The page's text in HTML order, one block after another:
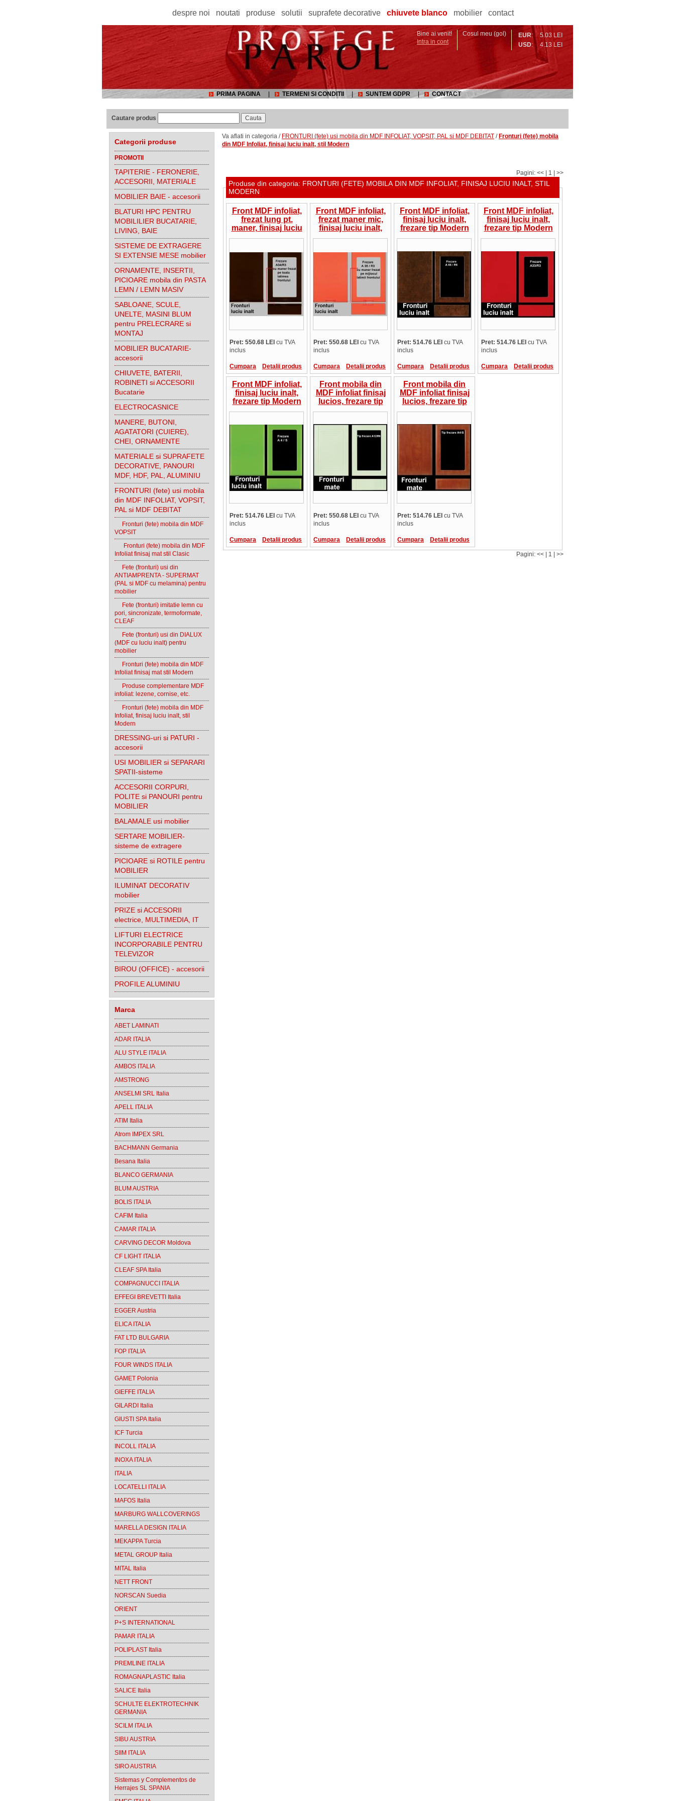
despre noi noutati produse solutii suprafete decorative chiuvete blanco mobilier contact
Bine ai venit!
Intra in cont
Cosul meu (gol) EUR:
5.03 LEI
USD: 4.13 LEI
PRIMA PAGINA TERMENI SI CONDITII SUNTEM GDPR CONTACT
Cautare produs
Categorii produse
PROMOTII
TAPITERIE - FERONERIE,
ACCESORII, MATERIALE
MOBILIER BAIE - accesorii
BLATURI HPC PENTRU
MOBILILIER BUCATARIE,
LIVING, BAIE
SISTEME DE EXTRAGERE
SI EXTENSIE MESE mobilier
ORNAMENTE, INSERTII,
PICIOARE mobila din PASTA
LEMN / LEMN MASIV
SABLOANE, SCULE,
UNELTE, MASINI BLUM
pentru PRELECRARE si
MONTAJ
MOBILIER BUCATARIE-
accesorii
CHIUVETE, BATERII,
ROBINETI si ACCESORII
Bucatarie
ELECTROCASNICE
MANERE, BUTONI,
AGATATORI (CUIERE),
CHEI, ORNAMENTE
MATERIALE si SUPRAFETE
DECORATIVE, PANOURI
MDF, HDF, PAL, ALUMINIU
FRONTURI (fete) usi mobila
din MDF INFOLIAT, VOPSIT,
PAL si MDF DEBITAT
Fronturi (fete) mobila din MDF
VOPSIT
Fronturi (fete) mobila din MDF
Infoliat finisaj mat stil Clasic
Fete (fronturi) usi din
ANTIAMPRENTA - SUPERMAT
(PAL si MDF cu melamina) pentru
mobilier
Fete (fronturi) imitatie lemn cu
pori, sincronizate, termoformate,
CLEAF
Fete (fronturi) usi din DIALUX
(MDF cu luciu inalt) pentru
mobilier
Fronturi (fete) mobila din MDF
Infoliat finisaj mat stil Modern
Produse complementare MDF
infoliat: lezene, cornise, etc.
Fronturi (fete) mobila din MDF
Infoliat, finisaj luciu inalt, stil
Modern
DRESSING-uri si PATURI -
accesorii
USI MOBILIER si SEPARARI
SPATII-sisteme
ACCESORII CORPURI,
POLITE si PANOURI pentru
MOBILIER
BALAMALE usi mobilier
SERTARE MOBILIER-
sisteme de extragere
PICIOARE si ROTILE pentru
MOBILIER
ILUMINAT DECORATIV
mobilier
PRIZE si ACCESORII
electrice, MULTIMEDIA, IT
LIFTURI ELECTRICE
INCORPORABILE PENTRU
TELEVIZOR
BIROU (OFFICE) - accesorii
PROFILE ALUMINIU
Marca
ABET LAMINATI
ADAR ITALIA
ALU STYLE ITALIA
AMBOS ITALIA
AMSTRONG
ANSELMI SRL Italia
APELL ITALIA
ATIM Italia
Atrom IMPEX SRL
BACHMANN Germania
Besana Italia
BLANCO GERMANIA
BLUM AUSTRIA
BOLIS ITALIA
CAFIM Italia
CAMAR ITALIA
CARVING DECOR Moldova
CF LIGHT ITALIA
CLEAF SPA Italia
COMPAGNUCCI ITALIA
EFFEGI BREVETTI Italia
EGGER Austria
ELICA ITALIA
FAT LTD BULGARIA
FOP ITALIA
FOUR WINDS ITALIA
GAMET Polonia
GIEFFE ITALIA
GILARDI Italia
GIUSTI SPA Italia
ICF Turcia
INCOLL ITALIA
INOXA ITALIA
ITALIA
LOCATELLI ITALIA
MAFOS Italia
MARBURG WALLCOVERINGS
MARELLA DESIGN ITALIA
MEKAPPA Turcia
METAL GROUP Italia
MITAL Italia
NETT FRONT
NORSCAN Suedia
ORIENT
P+S INTERNATIONAL
PAMAR ITALIA
POLIPLAST Italia
PREMLINE ITALIA
ROMAGNAPLASTIC Italia
SALICE Italia
SCHULTE ELEKTROTECHNIK
GERMANIA
SCILM ITALIA
SIBU AUSTRIA
SIIM ITALIA
SIRO AUSTRIA
Sistemas y Complementos de
Herrajes SL SPANIA
Va aflati in categoria / FRONTURI (fete) usi mobila din MDF INFOLIAT, VOPSIT, PAL si MDF DEBITAT / Fronturi (fete) mobila
din MDF Infoliat, finisaj luciu inalt, stil Modern
Pagini: << | 1 | >>
Produse din categoria: FRONTURI (FETE) MOBILA DIN MDF INFOLIAT, FINISAJ LUCIU INALT, STIL
MODERN
Front MDF infoliat,
frezat lung pt.
maner, finisaj luciu
inalt, frezare tip
pret/mp
Pret: 550.68 LEI cu TVA
inclus
Cumpara Detalii produs
Front MDF infoliat,
frezat maner mic,
finisaj luciu inalt,
frezare tip Modern
Pret: 550.68 LEI cu TVA
inclus
Cumpara Detalii produs
Front MDF infoliat,
finisaj luciu inalt,
frezare tip Modern
A66/R6, pret/mp
Pret: 514.76 LEI cu TVA
inclus
Cumpara Detalii produs
Front MDF infoliat,
finisaj luciu inalt,
frezare tip Modern
A33/R3, pret/mp
Pret: 514.76 LEI cu TVA
inclus
Cumpara Detalii produs
Front MDF infoliat,
finisaj luciu inalt,
frezare tip Modern
A4/ S, pret/mp
Pret: 514.76 LEI cu TVA
inclus
Cumpara Detalii produs
Front mobila din
MDF infoliat finisaj
lucios, frezare tip
Modern A12/ R6,
Pret: 550.68 LEI cu TVA
inclus
Cumpara Detalii produs
Front mobila din
MDF infoliat finisaj
lucios, frezare tip
modern A4/S,
Pret: 514.76 LEI cu TVA
inclus
Cumpara Detalii produs
Pagini: << | 1 | >>